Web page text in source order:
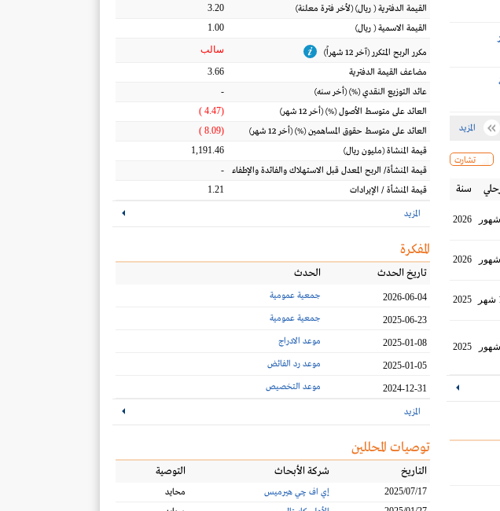
المزيد
تشارت
سنة
2026
2026
2025
2025
القيمة الدفترية( ريال) (لأخر فترة معلنة)
3.20
القيمة الاسمية( ريال)
1.00
مكرر الربح المتكرر (آخر 12 شهراً) سالب
مضاعف القيمة الدفترية
3.66
عائد التوزيع النقدي(%) (أخر سنه)
-
العائد على متوسط الأصول(%) (أخر 12 شهر)
(4.47 )
العائد على متوسط حقوق المساهمين(%) (أخر 12 شهر)
(8.09 )
قيمة المنشاة(مليون ريال)
1,191.46
قيمة المنشأة/ الربح المعدل قبل الاستهلاك والفائدة والإطفاء
-
قيمة المنشأة / الإيرادات
1.21
المزيد
المفكرة
تاريخ الحدث الحدث
2026-06-04 جمعية عمومية
2025-06-23 جمعية عمومية
2025-01-08 موعد الادراج
2025-01-05 موعد رد الفائض
2024-12-31 موعد التخصيص
المزيد
توصيات المحللين
التاريخ شركة الأبحاث التوصية
2025/07/17 إي اف چي هيرميس
محايد